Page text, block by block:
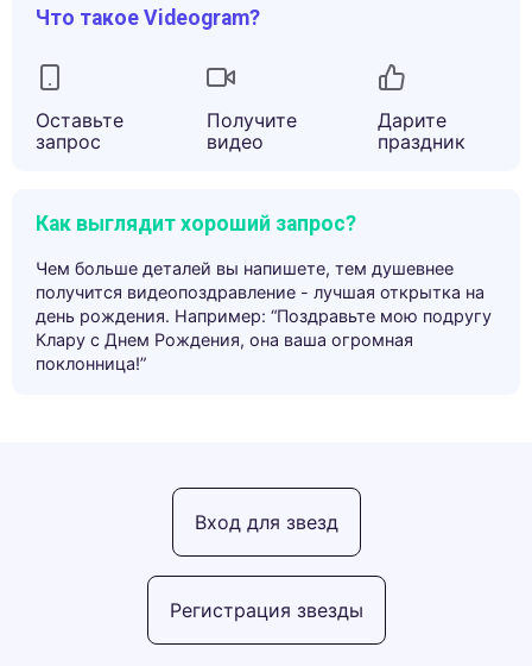
Что такое Videogram?
Оставьте
запрос
Получите
видео
Дарите
праздник
Как выглядит хороший запрос?
Чем больше деталей вы напишете, тем душевнее
получится видеопоздравление - лучшая открытка на
день рождения. Например: “Поздравьте мою подругу
Клару с Днем Рождения, она ваша огромная
поклонница!”
Регистрация звезды
Вход для звезд